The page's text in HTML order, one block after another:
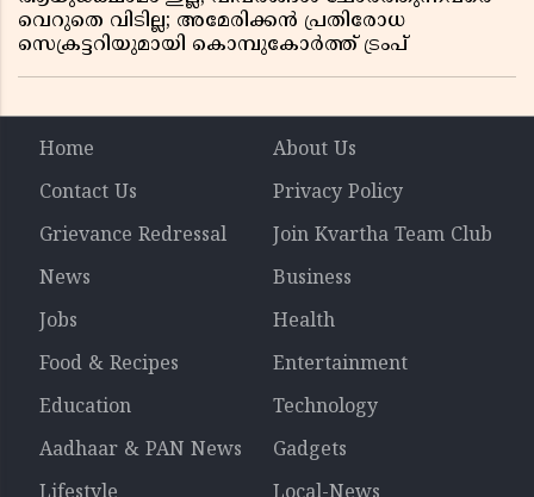
വെറുതെ വിടില്ല; അമേരിക്കൻ പ്രതിരോധ
സെക്രട്ടറിയുമായി കൊമ്പുകോർത്ത് ട്രംപ്
Home
About Us
Contact Us
Privacy Policy
Grievance Redressal
Join Kvartha Team Club
News
Business
Jobs
Health
Food & Recipes
Entertainment
Education
Technology
Aadhaar & PAN News
Gadgets